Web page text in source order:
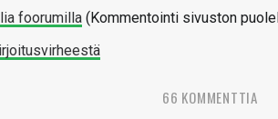
foorumilla (Kommentointi sivuston
66 KOMMENTTIA